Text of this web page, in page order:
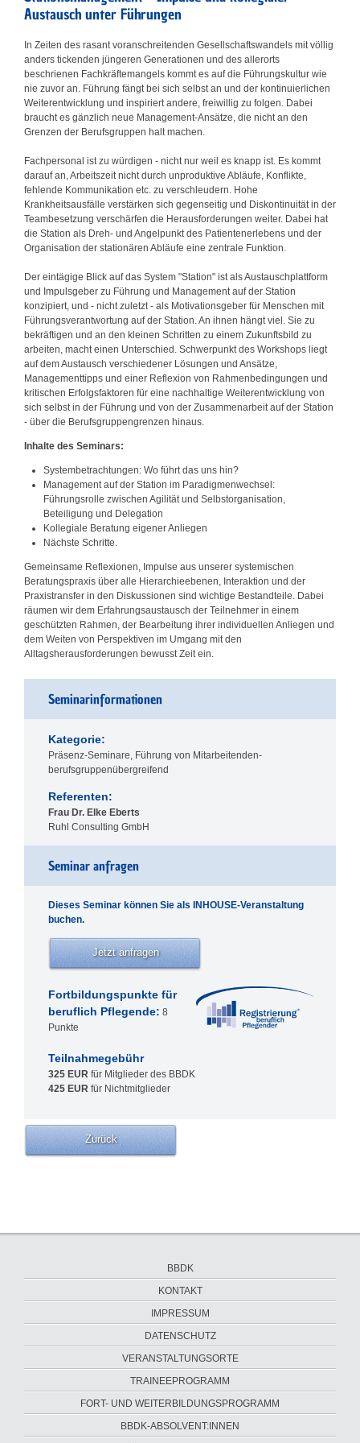
Austausch unter Führungen
In Zeiten des rasant voranschreitenden Gesellschaftswandels mit völlig
anders tickenden jüngeren Generationen und des allerorts
beschrienen Fachkräftemangels kommt es auf die Führungskultur wie
nie zuvor an. Führung fängt bei sich selbst an und der kontinuierlichen
Weiterentwicklung und inspiriert andere, freiwillig zu folgen. Dabei
braucht es gänzlich neue Management-Ansätze, die nicht an den
Grenzen der Berufsgruppen halt machen.
Fachpersonal ist zu würdigen - nicht nur weil es knapp ist. Es kommt
darauf an, Arbeitszeit nicht durch unproduktive Abläufe, Konflikte,
fehlende Kommunikation etc. zu verschleudern. Hohe
Krankheitsausfälle verstärken sich gegenseitig und Diskontinuität in der
Teambesetzung verschärfen die Herausforderungen weiter. Dabei hat
die Station als Dreh- und Angelpunkt des Patientenerlebens und der
Organisation der stationären Abläufe eine zentrale Funktion.
Der eintägige Blick auf das System "Station" ist als Austauschplattform
und Impulsgeber zu Führung und Management auf der Station
konzipiert, und - nicht zuletzt - als Motivationsgeber für Menschen mit
Führungsverantwortung auf der Station. An ihnen hängt viel. Sie zu
bekräftigen und an den kleinen Schritten zu einem Zukunftsbild zu
arbeiten, macht einen Unterschied. Schwerpunkt des Workshops liegt
auf dem Austausch verschiedener Lösungen und Ansätze,
Managementtipps und einer Reflexion von Rahmenbedingungen und
kritischen Erfolgsfaktoren für eine nachhaltige Weiterentwicklung von
sich selbst in der Führung und von der Zusammenarbeit auf der Station
- über die Berufsgruppengrenzen hinaus.
Inhalte des Seminars:
Systembetrachtungen: Wo führt das uns hin?
Management auf der Station im Paradigmenwechsel:
Führungsrolle zwischen Agilität und Selbstorganisation,
Beteiligung und Delegation
Kollegiale Beratung eigener Anliegen
Nächste Schritte.
Gemeinsame Reflexionen, Impulse aus unserer systemischen
Beratungspraxis über alle Hierarchieebenen, Interaktion und der
Praxistransfer in den Diskussionen sind wichtige Bestandteile. Dabei
räumen wir dem Erfahrungsaustausch der Teilnehmer in einem
geschützten Rahmen, der Bearbeitung ihrer individuellen Anliegen und
dem Weiten von Perspektiven im Umgang mit den
Alltagsherausforderungen bewusst Zeit ein.
Seminarinformationen
Kategorie:
Präsenz-Seminare, Führung von Mitarbeitenden-
berufsgruppenübergreifend
Referenten:
Frau Dr. Elke Eberts
Ruhl Consulting GmbH
Seminar anfragen
Dieses Seminar können Sie als INHOUSE-Veranstaltung
buchen.
Jetzt anfragen
Fortbildungspunkte für
beruflich Pflegende: 8
Punkte
Teilnahmegebühr
325 EUR für Mitglieder des BBDK
425 EUR für Nichtmitglieder
Zurück
überspringen
BBDK
KONTAKT
IMPRESSUM
DATENSCHUTZ
VERANSTALTUNGSORTE
überspringen
TRAINEEPROGRAMM
FORT- UND WEITERBILDUNGSPROGRAMM
BBDK-ABSOLVENT:INNEN